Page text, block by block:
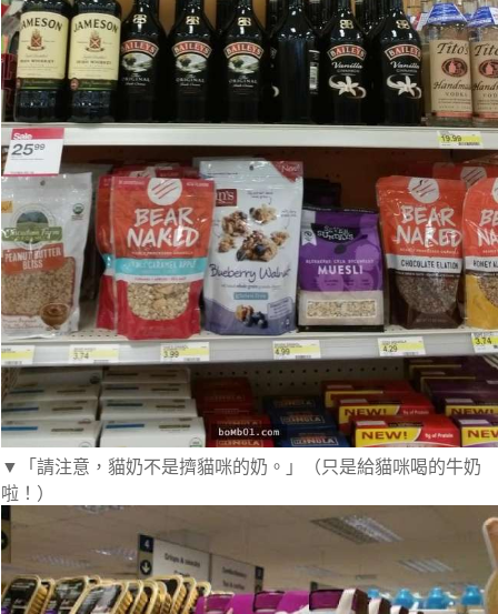
▼「請注意，貓奶不是擠貓咪的奶。」（只是給貓咪喝的牛奶
啦！）